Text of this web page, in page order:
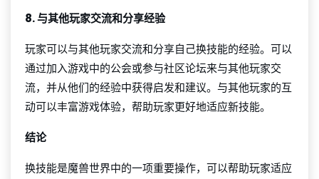
8. 与其他玩家交流和分享经验
玩家可以与其他玩家交流和分享自己换技能的经验。可以
通过加入游戏中的公会或参与社区论坛来与其他玩家交
流，并从他们的经验中获得启发和建议。与其他玩家的互
动可以丰富游戏体验，帮助玩家更好地适应新技能。
结论
换技能是魔兽世界中的一项重要操作，可以帮助玩家适应